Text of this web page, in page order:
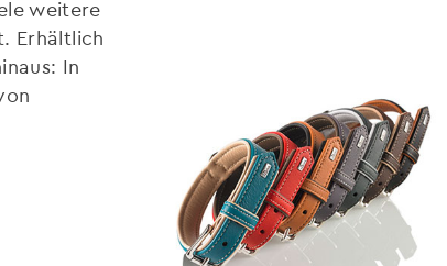
weitere
Erhältlich
In